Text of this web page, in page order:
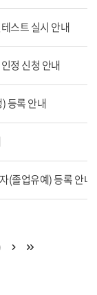
스트 실시 안내
정 신청 안내
등록 안내
(졸업유예) 등록 안내